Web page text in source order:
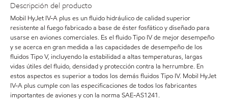
Descripción del producto
Mobil HyJet IV-A plus es un fluido hidráulico de calidad superior
resistente al fuego fabricado a base de éster fosfático y diseñado para
usarse en aviones comerciales. Es el fluido Tipo IV de mejor desempeño
y se acerca en gran medida a las capacidades de desempeño de los
fluidos Tipo V, incluyendo la estabilidad a altas temperaturas, largas
vidas útiles del fluido, densidad y protección contra la herrumbre. En
estos aspectos es superior a todos los demás fluidos Tipo IV. Mobil HyJet
IV-A plus cumple con las especificaciones de todos los fabricantes
importantes de aviones y con la norma SAE-AS1241.